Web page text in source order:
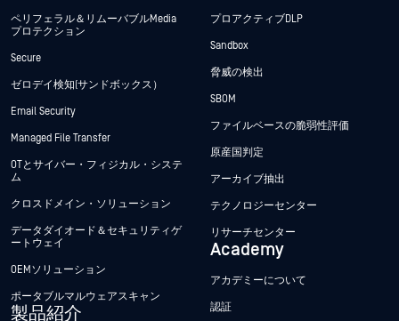
ペリフェラル＆リムーバブルMedia
プロテクション
Secure
ゼロデイ検知(サンドボックス）
Email Security
Managed File Transfer
OTとサイバー・フィジカル・システ
ム
クロスドメイン・ソリューション
データダイオード＆セキュリティゲ
ートウェイ
OEMソリューション
ポータブルマルウェアスキャン
製品紹介
プロアクティブDLP
Sandbox
脅威の検出
SBOM
ファイルベースの脆弱性評価
原産国判定
アーカイブ抽出
テクノロジーセンター
リサーチセンター
Academy
アカデミーについて
認証